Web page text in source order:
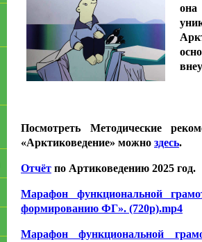
она
Посмотреть Методические
«Арктиковедение» можно здесь.
Отчёт по Артиковедению 2025 год.
Марафон функциональной
формированию ФГ». (720p).mp4
Марафон функциональной